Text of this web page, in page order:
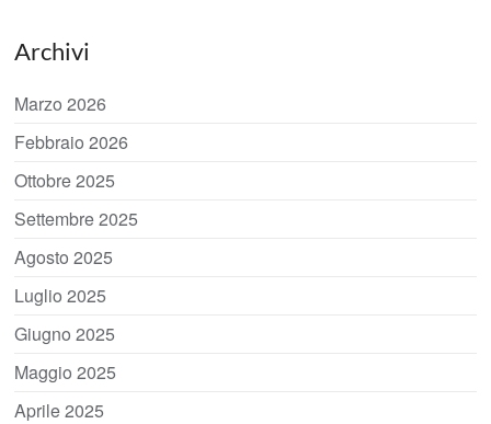
Archivi
Marzo 2026
Febbraio 2026
Ottobre 2025
Settembre 2025
Agosto 2025
Luglio 2025
Giugno 2025
Maggio 2025
Aprile 2025